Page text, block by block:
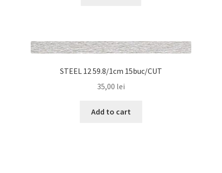
STEEL 12 59.8/1cm 15buc/CUT
35,00 lei
Add to cart